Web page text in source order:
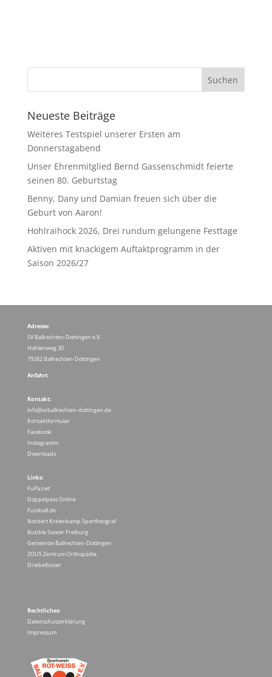
Neueste Beiträge
Weiteres Testspiel unserer Ersten am
Donnerstagabend
Unser Ehrenmitglied Bernd Gassenschmidt feierte
seinen 80. Geburtstag
Benny, Dany und Damian freuen sich über die
Geburt von Aaron!
Hohlraihock 2026, Drei rundum gelungene Festtage
Aktiven mit knackigem Auftaktprogramm in der
Saison 2026/27
Adresse:
SV Ballrechten-Dottingen e.V.
Hohlenweg 30
79282 Ballrechten-Dottingen
Anfahrt
Kontakt:
info@svballrechten-dottingen.de
Kontaktformular
Facebook
Instagramm
Downloads
Links:
FuPa.net
Doppelpass Online
Fussball.de
Norbert Kreienkamp Sportfotograf
Bubble Soocer Freiburg
Gemeinde Ballrechten-Dottingen
ZOUS Zentrum Orthopädie
Driebelbisser
Rechtliches:
Datenschutzerklärung
Impressum